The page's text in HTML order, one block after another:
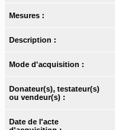
Mesures :
Description :
Mode d'acquisition :
Donateur(s), testateur(s)
ou vendeur(s) :
Date de l'acte